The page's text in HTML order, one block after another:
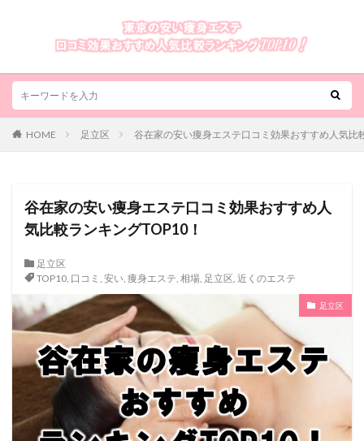
HOME 足立区 谷在家の安い痩身エステ口コミ効果おすすめ人気比
谷在家の安い痩身エステ口コミ効果おすすめ人
気比較ランキングTOP10！
足立区
TOP10, 口コミ , 安い, 痩身エステ, 相場, 足立区, 近くのエステ
足立区